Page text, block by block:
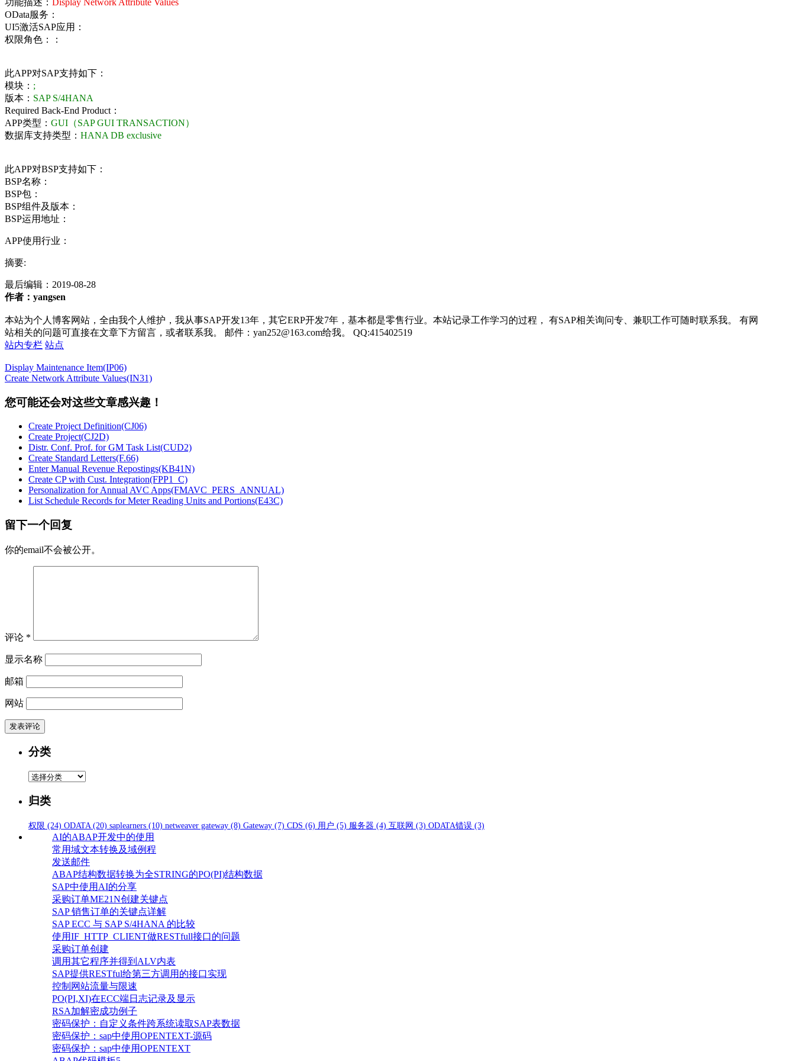
OData服务：
UI5激活SAP应用：
权限角色：：
此APP对SAP支持如下：
模块： ;
版本： SAP S/4HANA
Required Back-End Product：
APP类型： GUI（SAP GUI TRANSACTION）
数据库支持类型： HANA DB exclusive
此APP对BSP支持如下：
BSP名称：
BSP包：
BSP组件及版本：
BSP运用地址：
APP使用行业：
摘要:
最后编辑： 2019-08-28
作者：yangsen
本站为个人博客网站，全由我个人维护，我从事SAP开发13年，其它ERP开发7年，基本都是零售行业。本站记录工作学习的过程， 有SAP相关询问专、兼职工作可随时联系我。 有网
站相关的问题可直接在文章下方留言，或者联系我。 邮件：yan252@163.com给我。 QQ:415402519
站内专栏 站点
Display Maintenance Item(IP06)
Create Network Attribute Values(IN31)
您可能还会对这些文章感兴趣！
Create Project Definition(CJ06)
Create Project(CJ2D)
Distr. Conf. Prof. for GM Task List(CUD2)
Create Standard Letters(F.66)
Enter Manual Revenue Repostings(KB41N)
Create CP with Cust. Integration(FPP1_C)
Personalization for Annual AVC Apps(FMAVC_PERS_ANNUAL)
List Schedule Records for Meter Reading Units and Portions(E43C)
留下一个回复
你的email不会被公开。
评论 *
显示名称
邮箱
网站
分类
分
归类
权限 (24) ODATA (20) saplearners (10) netweaver gateway (8) Gateway (7) CDS (6) 用户 (5) 服务器 (4) 互联网 (3) ODATA错误 (3)
AI的ABAP开发中的使用
常用域文本转换及域例程
发送邮件
ABAP结构数据转换为全STRING的PO(PI)结构数据
SAP中使用AI的分享
采购订单ME21N创建关键点
SAP 销售订单的关键点详解
SAP ECC 与 SAP S/4HANA 的比较
使用IF_HTTP_CLIENT做RESTfull接口的问题
采购订单创建
调用其它程序并得到ALV内表
SAP提供RESTful给第三方调用的接口实现
控制网站流量与限速
PO(PI,XI)在ECC端日志记录及显示
RSA加解密成功例子
密码保护：自定义条件跨系统读取SAP表数据
密码保护：sap中使用OPENTEXT-源码
密码保护：sap中使用OPENTEXT